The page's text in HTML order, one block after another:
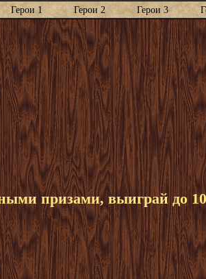
Герои 1 Герои 2 Герои 3
призами, выиграй до